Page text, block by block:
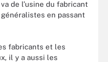
de l’usine du fabricant
en passant
fabricants et les
il y a aussi les